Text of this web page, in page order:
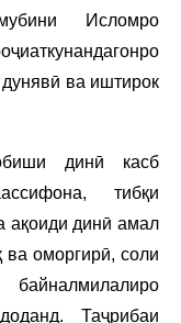
Исломро
ва иштирок
динӣ касб
тибқи
ақоиди динӣ амал
оморгирӣ, соли
Таҷрибаи